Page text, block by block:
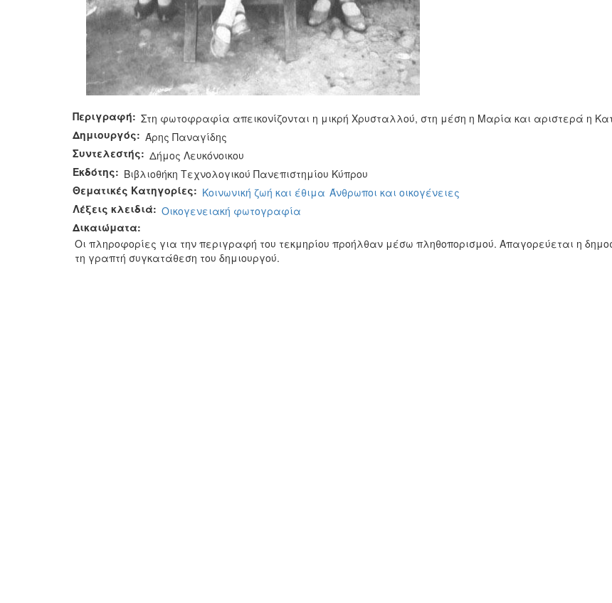
Περιγραφή: Στη φωτοφραφία απεικονίζονται η μικρή Χρυσταλλού, στη μέση η Μαρία και αριστερά η
Δημιουργός: Άρης Παναγίδης
Συντελεστής: Δήμος Λευκόνοικου
Εκδότης: Βιβλιοθήκη Τεχνολογικού Πανεπιστημίου Κύπρου
Θεματικές Κατηγορίες: Κοινωνική ζωή και έθιμα Άνθρωποι και οικογένειες
Λέξεις κλειδιά: Οικογενειακή φωτογραφία
Δικαιώματα:
Οι πληροφορίες για την περιγραφή του τεκμηρίου προήλθαν μέσω πληθοπορισμού. Απαγορεύεται η
τη γραπτή συγκατάθεση του δημιουργού.